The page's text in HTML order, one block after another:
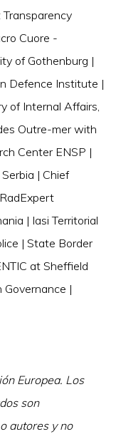
Cuore -
of Gothenburg |
Defence Institute |
of Internal Affairs,
Outre-mer with
Center ENSP |
| Chief
| Iasi Territorial
| State Border
at Sheffield
|
Europea. Los
son
autores y no